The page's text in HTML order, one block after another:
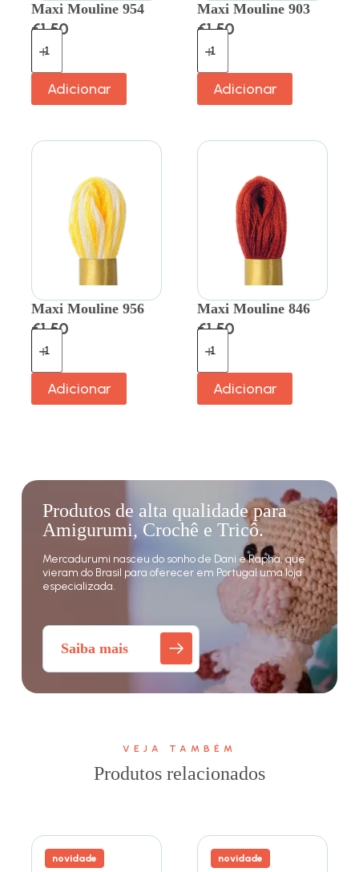
Maxi Mouline 954
€1.50
Adicionar
Maxi Mouline 903
€1.50
Adicionar
Maxi Mouline 956
€1.50
Adicionar
Maxi Mouline 846
€1.50
Adicionar
Produtos de alta qualidade para
Amigurumi, Crochê e Tricô.
Mercadurumi nasceu do sonho de Dani e Rapha, que
vieram do Brasil para oferecer em Portugal uma loja
especializada.
Saiba mais
VEJA TAMBÉM
Produtos relacionados
novidade novidade